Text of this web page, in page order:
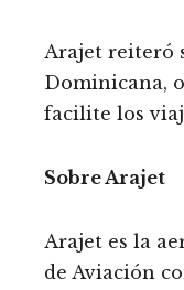
Arajet reiteró
Dominicana,
facilite los
Sobre Arajet
Arajet es la
de Aviación